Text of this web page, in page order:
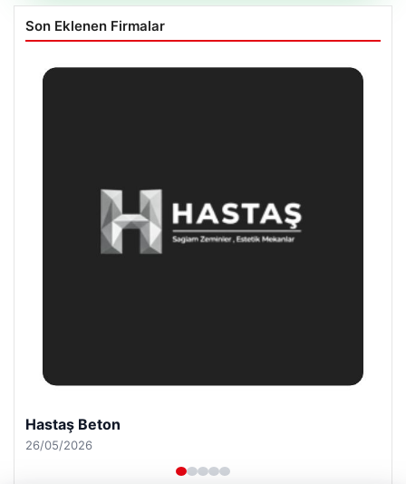
Son Eklenen Firmalar
Enes Kaplan Avukatlık Bürosu
28/04/2026